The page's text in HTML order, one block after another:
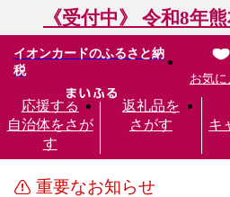
《受付中》 令和8年
イオンカードのふるさと納
税
応援する
自治体をさが
す
返礼品を
さがす
キ
お気に
重要なお知らせ